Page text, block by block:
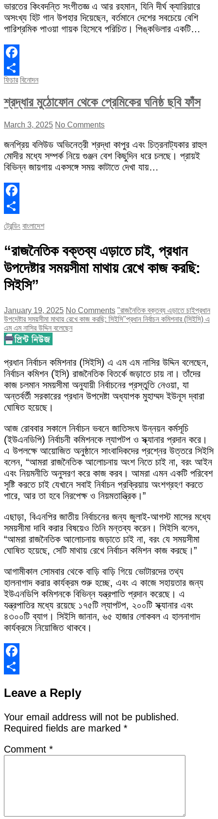
ভারতের কিংবদন্তি সংগীতজ্ঞ এ আর রহমান, যিনি দীর্ঘ ক্যারিয়ারে
অসংখ্য হিট গান উপহার দিয়েছেন, বর্তমানে দেশের সবচেয়ে বেশি
পারিশ্রমিক পাওয়া গায়ক হিসেবে পরিচিত। পিঙ্কভিলার একটি…
Facebook
Share
ফিচার বিনোদন
শ্রদ্ধার মুঠোফোন থেকে প্রেমিকের ঘনিষ্ঠ ছবি ফাঁস
March 3, 2025 No Comments
জনপ্রিয় বলিউড অভিনেত্রী শ্রদ্ধা কাপুর এবং চিত্রনাট্যকার রাহুল
মোদীর মধ্যে সম্পর্ক নিয়ে গুঞ্জন বেশ কিছুদিন ধরে চলছে। প্রায়ই
বিভিন্ন জায়গায় একসঙ্গে সময় কাটাতে দেখা যায়…
Facebook
Share
ট্রেন্ডিং বাংলাদেশ
“রাজনৈতিক বক্তব্য এড়াতে চাই, প্রধান
উপদেষ্টার সময়সীমা মাথায় রেখে কাজ করছি:
সিইসি”
January 19, 2025 No Comments "রাজনৈতিক বক্তব্য এড়াতে চাইপ্রধান
উপদেষ্টার সময়সীমা মাথায় রেখে কাজ করছি: সিইসি"প্রধান নির্বাচন কমিশনার (সিইসি) এ
এম এম নাসির উদ্দিন বলেছেন
প্রধান নির্বাচন কমিশনার (সিইসি) এ এম এম নাসির উদ্দিন বলেছেন,
নির্বাচন কমিশন (ইসি) রাজনৈতিক বিতর্কে জড়াতে চায় না। তাঁদের
কাজ চলমান সময়সীমা অনুযায়ী নির্বাচনের প্রস্তুতি নেওয়া, যা
অন্তর্বর্তী সরকারের প্রধান উপদেষ্টা অধ্যাপক মুহাম্মদ ইউনূস দ্বারা
ঘোষিত হয়েছে।
আজ রোববার সকালে নির্বাচন ভবনে জাতিসংঘ উন্নয়ন কর্মসূচি
(ইউএনডিপি) নির্বাচনী কমিশনকে ল্যাপটপ ও স্ক্যানার প্রদান করে।
এ উপলক্ষে আয়োজিত অনুষ্ঠানে সাংবাদিকদের প্রশ্নের উত্তরে সিইসি
বলেন, “আমরা রাজনৈতিক আলোচনায় অংশ নিতে চাই না, বরং আইন
এবং নিয়মনীতি অনুসরণ করে কাজ করব। আমরা এমন একটি পরিবেশ
সৃষ্টি করতে চাই যেখানে সবাই নির্বাচন প্রক্রিয়ায় অংশগ্রহণ করতে
পারে, আর তা হবে নিরপেক্ষ ও নিয়মতান্ত্রিক।”
এছাড়া, বিএনপির জাতীয় নির্বাচনের জন্য জুলাই-আগস্ট মাসের মধ্যে
সময়সীমা দাবি করার বিষয়েও তিনি মন্তব্য করেন। সিইসি বলেন,
“আমরা রাজনৈতিক আলোচনায় জড়াতে চাই না, বরং যে সময়সীমা
ঘোষিত হয়েছে, সেটি মাথায় রেখে নির্বাচন কমিশন কাজ করছে।”
আগামীকাল সোমবার থেকে বাড়ি বাড়ি গিয়ে ভোটারদের তথ্য
হালনাগাদ করার কার্যক্রম শুরু হচ্ছে, এবং এ কাজে সহায়তার জন্য
ইউএনডিপি কমিশনকে বিভিন্ন যন্ত্রপাতি প্রদান করেছে। এ
যন্ত্রপাতির মধ্যে রয়েছে ১৭৫টি ল্যাপটপ, ২০০টি স্ক্যানার এবং
৪৩০০টি ব্যাগ। সিইসি জানান, ৬৫ হাজার লোকবল এ হালনাগাদ
কার্যক্রমে নিয়োজিত থাকবে।
Facebook
Leave a Reply
Your email address will not be published.
Required fields are marked *
Comment *